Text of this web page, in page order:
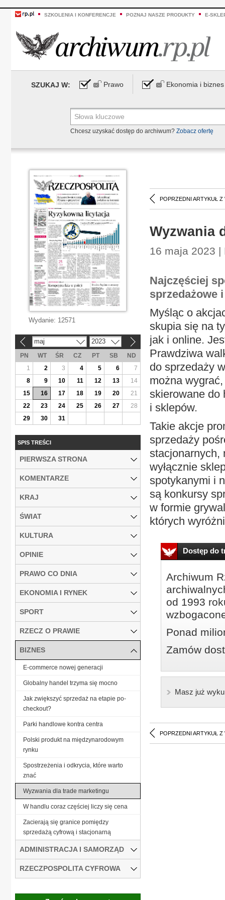
SZKOLENIA I KONFERENCJE POZNAJ NASZE PRODUKTY E-
SZUKAJ W: Prawo Ekonomia i biznes
Chcesz uzyskać dostęp do archiwum? Zobacz ofertę
POPRZEDNI ARTYKUŁ Z
Wyzwania
16 maja 2023 |
Najczęściej
sprzedażowe
Myśląc o
skupia się na
jak i online.
Prawdziwa
do sprzedaży
można
skierowane do
i sklepów.
Takie akcje
sprzedaży
stacjonarnych,
wyłącznie
spotykanymi i
są konkursy
w formie
których
Dostęp do
Archiwum
od 1993
Ponad
Zamów
Masz już
POPRZEDNI ARTYKUŁ Z
Wydanie: 12571
maj 2023
PN WT ŚR CZ PT SB
ND
1
2 3 4 5 6
7
8
9 10 11 12 13
14
15
16 17 18 19 20
21
22
23 24 25 26 27
28
29
30 31
SPIS TREŚCI
PIERWSZA STRONA
KOMENTARZE
KRAJ
ŚWIAT
KULTURA
OPINIE
PRAWO CO DNIA
EKONOMIA I RYNEK
SPORT
RZECZ O PRAWIE
BIZNES
E-commerce nowej generacji
Globalny handel trzyma się mocno
Jak zwiększyć sprzedaż na etapie po-
checkout?
Parki handlowe kontra centra
Polski produkt na międzynarodowym
rynku
Spostrzeżenia i odkrycia, które warto
znać
Wyzwania dla trade marketingu
W handlu coraz częściej liczy się cena
Zacierają się granice pomiędzy
sprzedażą cyfrową i stacjonarną
ADMINISTRACJA I SAMORZĄD
RZECZPOSPOLITA CYFROWA